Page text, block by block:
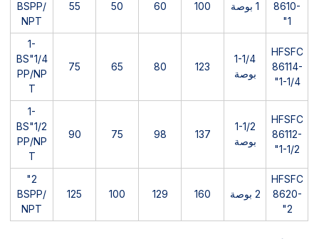
8610-
1"
1 بوصة 100
60
50
55
BSPP/
NPT
HFSFC
86114-
1-1/4"
1-1/4
بوصة
123
80
65
75
1-
1/4"BS
PP/NP
T
HFSFC
86112-
1-1/2"
1-1/2
بوصة
137
98
75
90
1-
1/2"BS
PP/NP
T
HFSFC
8620-
2"
2 بوصة 160
129
100
125
2"
BSPP/
NPT